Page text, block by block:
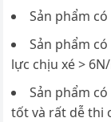
Sản phẩm
Sản phẩm
lực chịu xé >
Sản phẩm
tốt và rất dễ thi